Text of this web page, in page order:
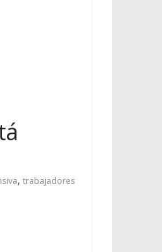
, trabajadores